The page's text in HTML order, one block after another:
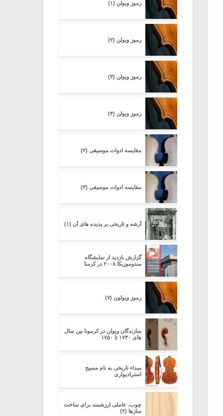
رموز ویولن (۱)
رموز ویولن (۲)
رموز ویولن (۳)
رموز ویولن (۴)
مقایسه ادوات موسیقی (۲)
مقایسه ادوات موسیقی (۳)
آرشه و تاریخی بر پدیده های آن (۱)
گزارش بازدید از نمایشگاه
مندوموزیکا ۲۰۰۸ در کرمنا
رموز ویولون (۷)
سازندگان ویولن در کرمونا بین سال
های ۱۷۳۰ تا ۱۷۵۰
مبداء تاریخی به نام مسیح
استرادیواری
چوب، عاملی ارزشمند برای ساخت
سازها (۲)